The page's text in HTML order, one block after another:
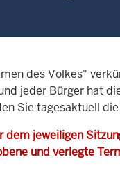
des Volkes"
jeder Bürger hat
Sie tagesaktuell
dem jeweiligen
und verlegte